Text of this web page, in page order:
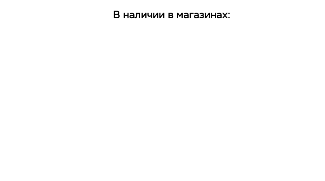
В наличии в магазинах: